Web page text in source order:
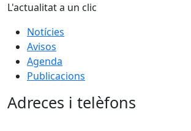
L'actualitat a un clic
Notícies
Avisos
Agenda
Publicacions
Adreces i telèfons